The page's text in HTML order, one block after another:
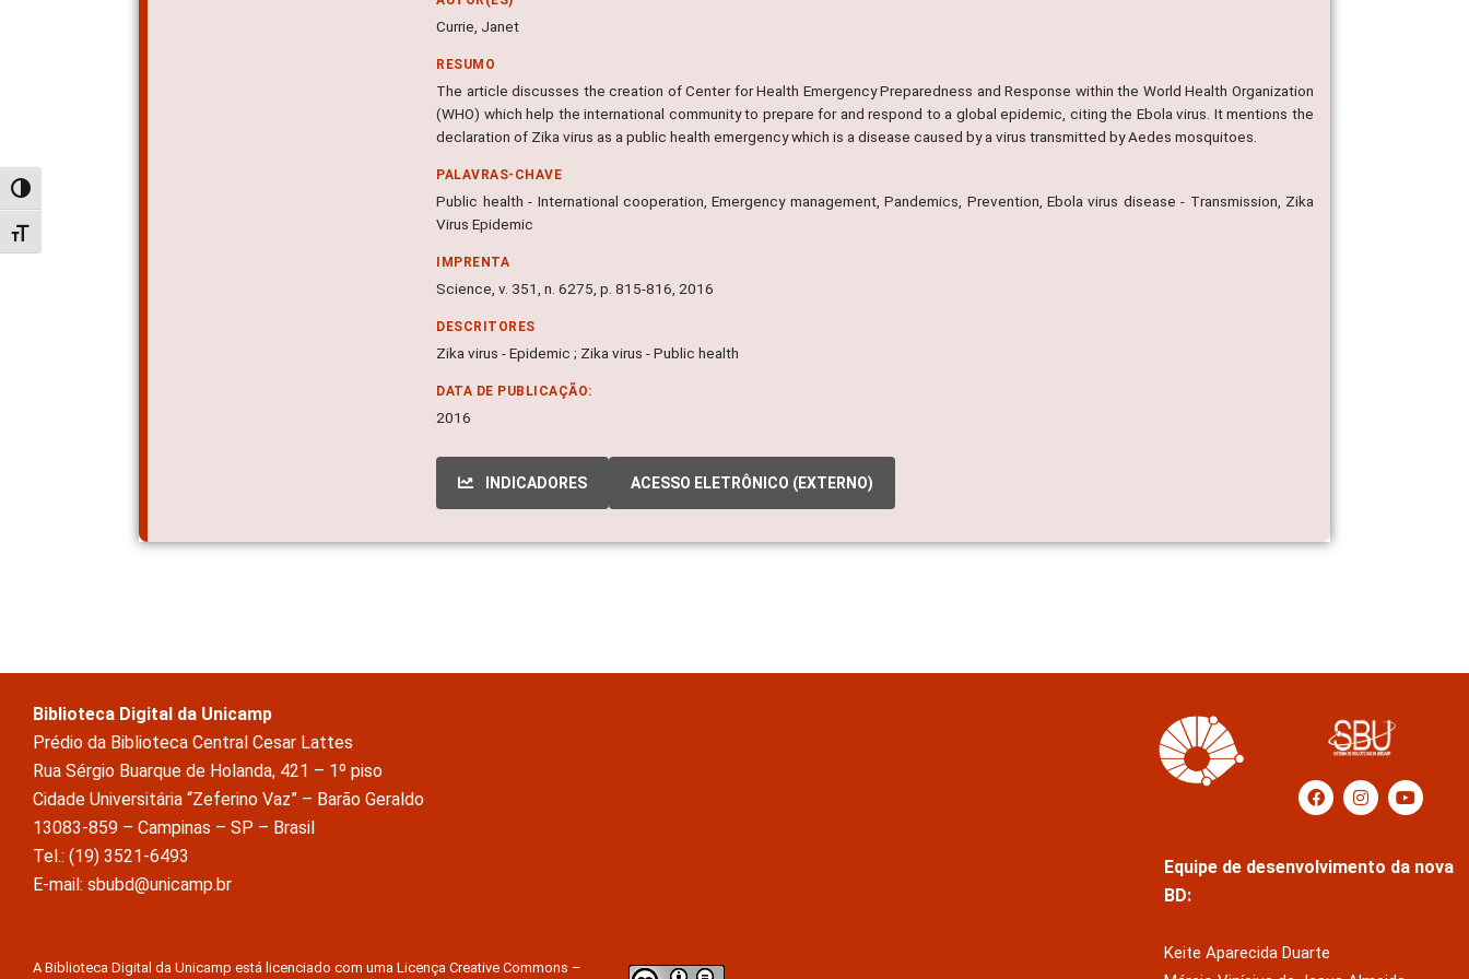
Alternar alto contraste
Alternar tamanho da fonte
Currie, Janet
RESUMO
The article discusses the creation of Center for Health Emergency Preparedness and Response within the World Health Organization
(WHO) which help the international community to prepare for and respond to a global epidemic, citing the Ebola virus. It mentions the
declaration of Zika virus as a public health emergency which is a disease caused by a virus transmitted by Aedes mosquitoes.
PALAVRAS-CHAVE
Public health - International cooperation, Emergency management, Pandemics, Prevention, Ebola virus disease - Transmission, Zika
Virus Epidemic
IMPRENTA
Science, v. 351, n. 6275, p. 815-816, 2016
DESCRITORES
Zika virus - Epidemic ; Zika virus - Public health
DATA DE PUBLICAÇÃO:
2016
INDICADORES ACESSO ELETRÔNICO (EXTERNO)
Biblioteca Digital da Unicamp
Prédio da Biblioteca Central Cesar Lattes
Rua Sérgio Buarque de Holanda, 421 – 1º piso
Cidade Universitária “Zeferino Vaz” – Barão Geraldo
13083-859 – Campinas – SP – Brasil
Tel.: (19) 3521-6493
E-mail: sbubd@unicamp.br
A Biblioteca Digital da Unicamp está licenciado com uma Licença Creative Commons –
Equipe de desenvolvimento da nova
BD:
Keite Aparecida Duarte